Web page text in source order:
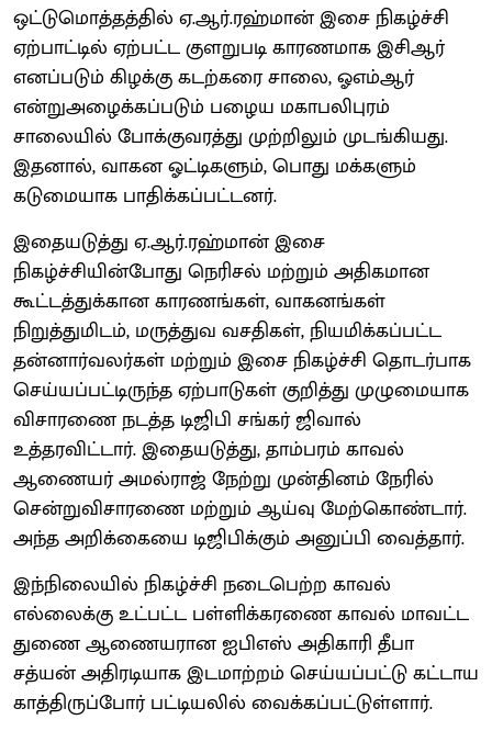
ஒட்டுமொத்தத்தில் ஏ.ஆர்.ரஹ்மான் இசை நிகழ்ச்சி
ஏற்பாட்டில் ஏற்பட்ட குளறுபடி காரணமாக இசிஆர்
எனப்படும் கிழக்கு கடற்கரை சாலை, ஓஎம்ஆர்
என்றுஅழைக்கப்படும் பழைய மகாபலிபுரம்
சாலையில் போக்குவரத்து முற்றிலும் முடங்கியது.
இதனால், வாகன ஓட்டிகளும், பொது மக்களும்
கடுமையாக பாதிக்கப்பட்டனர்.
இதையடுத்து ஏ.ஆர்.ரஹ்மான் இசை
நிகழ்ச்சியின்போது நெரிசல் மற்றும் அதிகமான
கூட்டத்துக்கான காரணங்கள், வாகனங்கள்
நிறுத்துமிடம், மருத்துவ வசதிகள், நியமிக்கப்பட்ட
தன்னார்வலர்கள் மற்றும் இசை நிகழ்ச்சி தொடர்பாக
செய்யப்பட்டிருந்த ஏற்பாடுகள் குறித்து முழுமையாக
விசாரணை நடத்த டிஜிபி சங்கர் ஜிவால்
உத்தரவிட்டார். இதையடுத்து, தாம்பரம் காவல்
ஆணையர் அமல்ராஜ் நேற்று முன்தினம் நேரில்
சென்றுவிசாரணை மற்றும் ஆய்வு மேற்கொண்டார்.
அந்த அறிக்கையை டிஜிபிக்கும் அனுப்பி வைத்தார்.
இந்நிலையில் நிகழ்ச்சி நடைபெற்ற காவல்
எல்லைக்கு உட்பட்ட பள்ளிக்கரணை காவல் மாவட்ட
துணை ஆணையரான ஐபிஎஸ் அதிகாரி தீபா
சத்யன் அதிரடியாக இடமாற்றம் செய்யப்பட்டு கட்டாய
காத்திருப்போர் பட்டியலில் வைக்கப்பட்டுள்ளார்.